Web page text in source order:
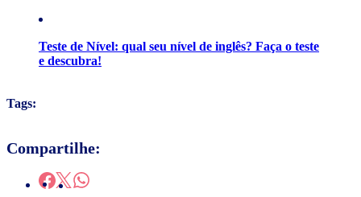
Teste de Nível: qual seu nível de inglês? Faça o teste
e descubra!
Tags:
Compartilhe: